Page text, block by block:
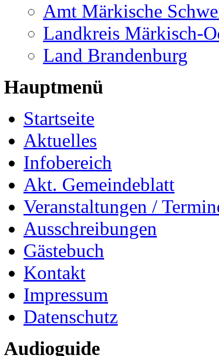
Amt Märkische
Landkreis Märkisch-
Land Brandenburg
Hauptmenü
Startseite
Aktuelles
Infobereich
Akt. Gemeindeblatt
Veranstaltungen /
Ausschreibungen
Gästebuch
Kontakt
Impressum
Datenschutz
Audioguide